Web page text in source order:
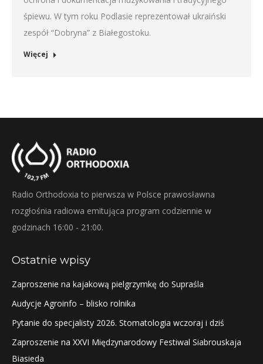
śpiewu. W tym roku Podlasie reprezentował ukraiński
zespół “Dobryna” z Białegostoku.
Więcej
Radio Orthodoxia to pierwsza w Polsce prawosławna
rozgłośnia radiowa emitująca program codziennie w
godzinach 16:00 - 21:00.
Ostatnie wpisy
Zaproszenie na kajakową pielgrzymkę do Supraśla
Audycje Agroinfo – blisko rolnika
Pytanie do specjalisty 2026. Stomatologia wczoraj i dziś
Zaproszenie na XXVI Międzynarodowy Festiwal Siabrouskaja
Biasieda